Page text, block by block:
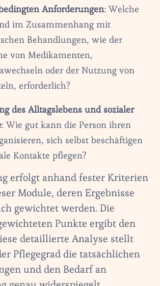
Anforderungen: Welche
im Zusammenhang mit
Behandlungen, wie der
von Medikamenten,
oder der Nutzung von
erforderlich?‍
des Alltagslebens und sozialer
: Wie gut kann die Person ihren
sich selbst beschäftigen
Kontakte pflegen?
erfolgt anhand fester Kriterien
Module, deren Ergebnisse
gewichtet werden. Die
Punkte ergibt den
detaillierte Analyse stellt
Pflegegrad die tatsächlichen
und den Bedarf an